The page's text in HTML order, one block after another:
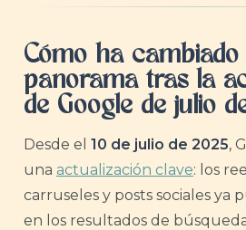
Cómo ha cambiado
panorama tras la
de Google de julio
Desde el 10 de julio de 2025,
una actualización clave: los
carruseles y posts sociales ya
en los resultados de